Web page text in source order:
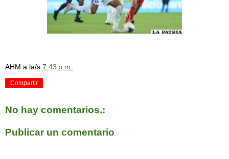
AHM a la/s 7:43 p.m.
Compartir
No hay comentarios.:
Publicar un comentario